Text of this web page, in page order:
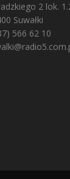
2 lok.
Suwałki
566 62 10